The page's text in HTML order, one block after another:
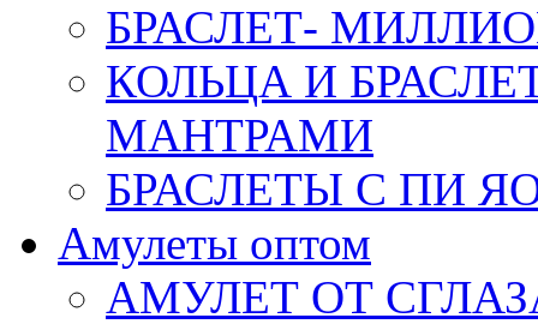
БРАСЛЕТ-
КОЛЬЦА И
МАНТРАМИ
БРАСЛЕТЫ С ПИ
Амулеты оптом
АМУЛЕТ ОТ